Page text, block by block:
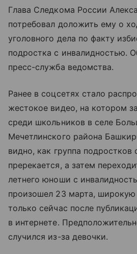
Глава Следкома России
потребовал доложить ему о
уголовного дела по факту
подростка с инвалидностью.
пресс-служба ведомства.
Ранее в соцсетях стало
жестокое видео, на котором
среди школьников в селе
Мечетлинского района
видно, как группа подростков
пререкается, а затем
летнего юноши с
произошел 23 марта, широкую
только сейчас после
в интернете.
случился из-за девочки.